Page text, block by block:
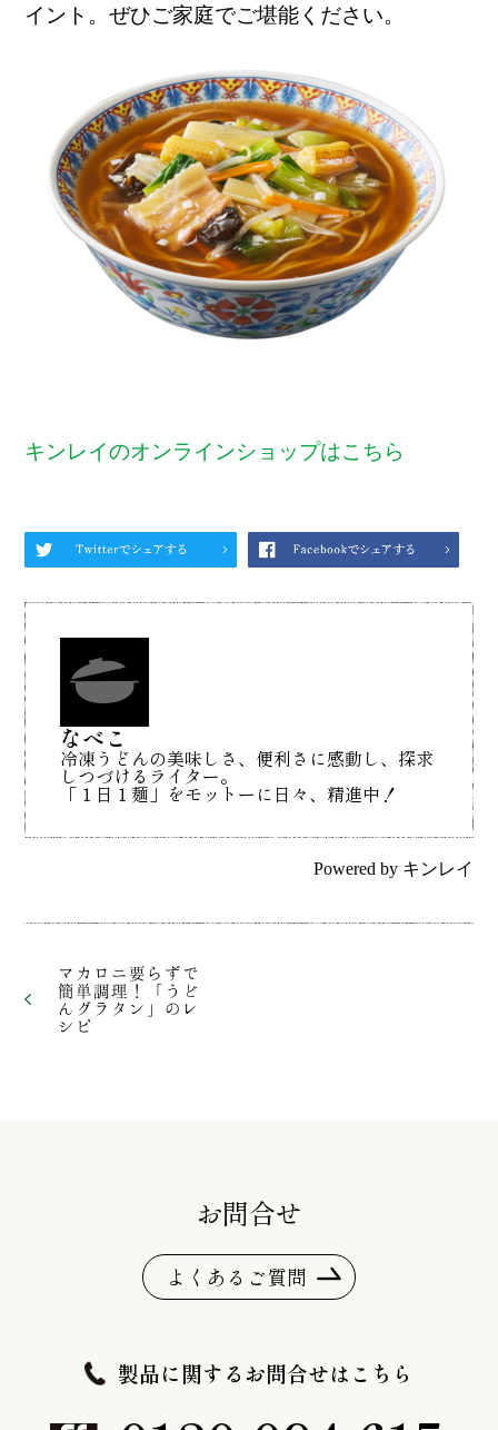
イント。ぜひご家庭でご堪能ください。
キンレイのオンラインショップはこちら
なべこ
冷凍うどんの美味しさ、便利さに感動し、探求
しつづけるライター。
「１日１麺」をモットーに日々、精進中！
Powered by キンレイ
マカロニ要らずで
簡単調理！「うど
んグラタン」のレ
シピ
お問合せ
よくあるご質問
製品に関するお問合せはこちら